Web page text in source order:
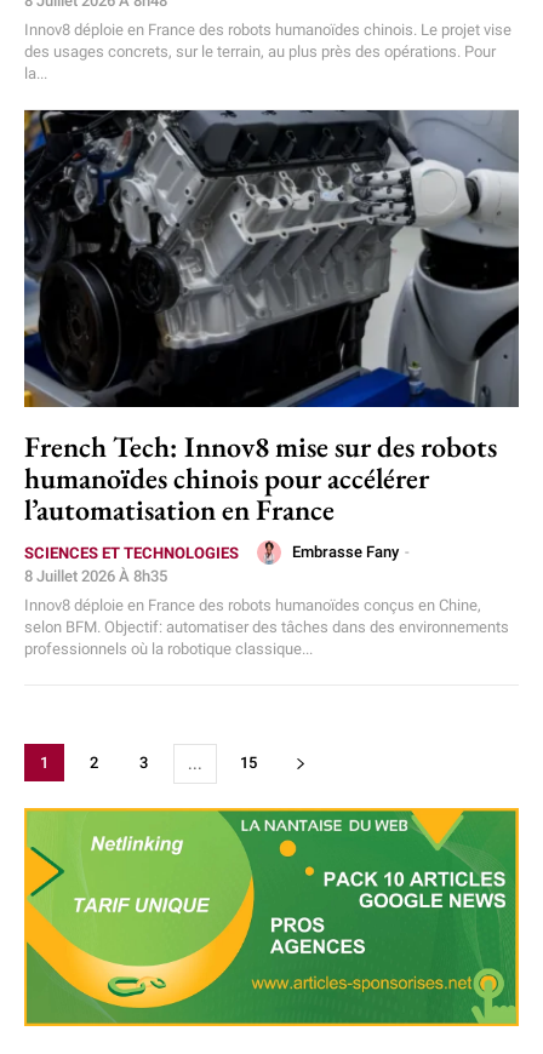
Innov8 déploie en France des robots humanoïdes chinois. Le projet vise
des usages concrets, sur le terrain, au plus près des opérations. Pour
la...
French Tech: Innov8 mise sur des robots
humanoïdes chinois pour accélérer
l’automatisation en France
SCIENCES ET TECHNOLOGIES Embrasse Fany -
8 Juillet 2026 À 8h35
Innov8 déploie en France des robots humanoïdes conçus en Chine,
selon BFM. Objectif: automatiser des tâches dans des environnements
professionnels où la robotique classique...
1 2 3 ... 15